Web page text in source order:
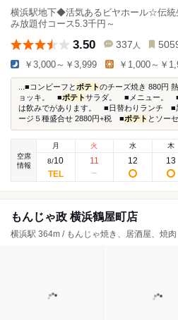
横浜駅地下◆活気あるビヤホール☆伝統
み放題付コース5.3千円～
3.50 337 人
￥3,000～￥3,999 ￥1,000～￥
...■コンビーフと ポテトのチーズ焼き 880円
ョッキ。 ■ポテトサラダ。 ■メニュー。 ■
は飲みでがあります。 ■日替わりランチ ■
ージ５種盛合せ 2880円+税 ■ポテト とソー
空席
情報
月
8/10
火
11
水
12
木
13
もんじゃ政 横浜鶴屋町店
横浜駅 364m / もんじゃ焼き、居酒屋、焼肉